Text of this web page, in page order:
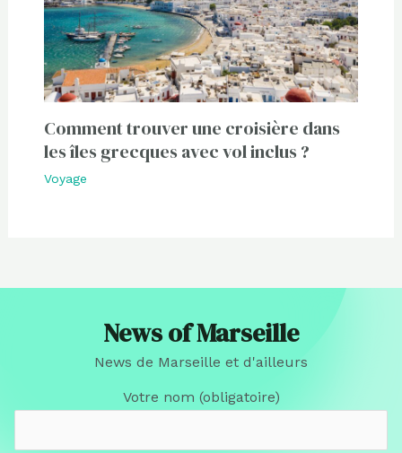
Comment trouver une croisière dans
les îles grecques avec vol inclus ?
Voyage
News of Marseille
News de Marseille et d'ailleurs
Votre nom (obligatoire)